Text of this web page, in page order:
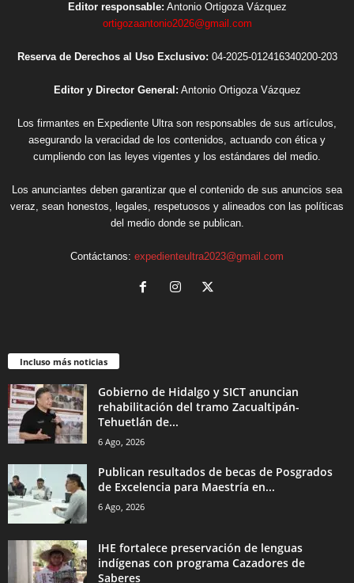
Editor responsable: Antonio Ortigoza Vázquez
ortigozaantonio2026@gmail.com
Reserva de Derechos al Uso Exclusivo: 04-2025-012416340200-203
Editor y Director General: Antonio Ortigoza Vázquez
Los firmantes en Expediente Ultra son responsables de sus artículos,
asegurando la veracidad de los contenidos, actuando con ética y
cumpliendo con las leyes vigentes y los estándares del medio.
Los anunciantes deben garantizar que el contenido de sus anuncios sea
veraz, sean honestos, legales, respetuosos y alineados con las políticas
del medio donde se publican.
Contáctanos: expedienteultra2023@gmail.com
Incluso más noticias
Gobierno de Hidalgo y SICT anuncian
rehabilitación del tramo Zacualtipán-
Tehuetlán de...
6 Ago, 2026
Publican resultados de becas de Posgrados
de Excelencia para Maestría en...
6 Ago, 2026
IHE fortalece preservación de lenguas
indígenas con programa Cazadores de
Saberes